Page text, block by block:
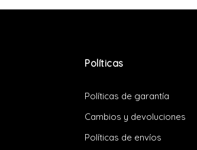
Políticas
Políticas de garantía
Cambios y devoluciones
Políticas de envíos